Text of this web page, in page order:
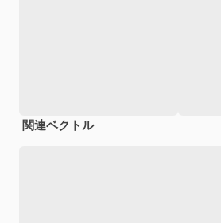
関連ベクトル